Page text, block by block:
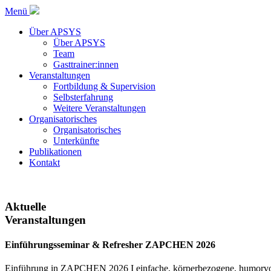
Menü
Über APSYS
Über APSYS
Team
Gasttrainer:innen
Veranstaltungen
Fortbildung & Supervision
Selbsterfahrung
Weitere Veranstaltungen
Organisatorisches
Organisatorisches
Unterkünfte
Publikationen
Kontakt
Aktuelle
Veranstaltungen
Einführungsseminar & Refresher ZAPCHEN 2026
Einführung in ZAPCHEN 2026 I einfache, körperbezogene,